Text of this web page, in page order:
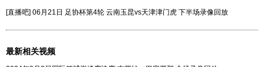
[直播吧] 06月21日 足协杯第4轮 云南玉昆vs天津津门虎 下半场录像回放
最新相关视频